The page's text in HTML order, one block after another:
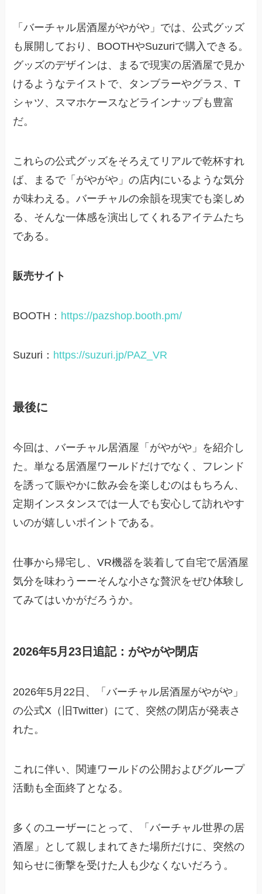
「バーチャル居酒屋がやがや」では、公式グッズ
も展開しており、BOOTHやSuzuriで購入できる。
グッズのデザインは、まるで現実の居酒屋で見か
けるようなテイストで、タンブラーやグラス、T
シャツ、スマホケースなどラインナップも豊富
だ。
これらの公式グッズをそろえてリアルで乾杯すれ
ば、まるで「がやがや」の店内にいるような気分
が味わえる。バーチャルの余韻を現実でも楽しめ
る、そんな一体感を演出してくれるアイテムたち
である。
販売サイト
BOOTH： https://pazshop.booth.pm/
Suzuri： https://suzuri.jp/PAZ_VR
最後に
今回は、バーチャル居酒屋「がやがや」を紹介し
た。単なる居酒屋ワールドだけでなく、フレンド
を誘って賑やかに飲み会を楽しむのはもちろん、
定期インスタンスでは一人でも安心して訪れやす
いのが嬉しいポイントである。
仕事から帰宅し、VR機器を装着して自宅で居酒屋
気分を味わうーーそんな小さな贅沢をぜひ体験し
てみてはいかがだろうか。
2026年5月23日追記：がやがや閉店
2026年5月22日、「バーチャル居酒屋がやがや」
の公式X（旧Twitter）にて、突然の閉店が発表さ
れた。
これに伴い、関連ワールドの公開およびグループ
活動も全面終了となる。
多くのユーザーにとって、「バーチャル世界の居
酒屋」として親しまれてきた場所だけに、突然の
知らせに衝撃を受けた人も少なくないだろう。